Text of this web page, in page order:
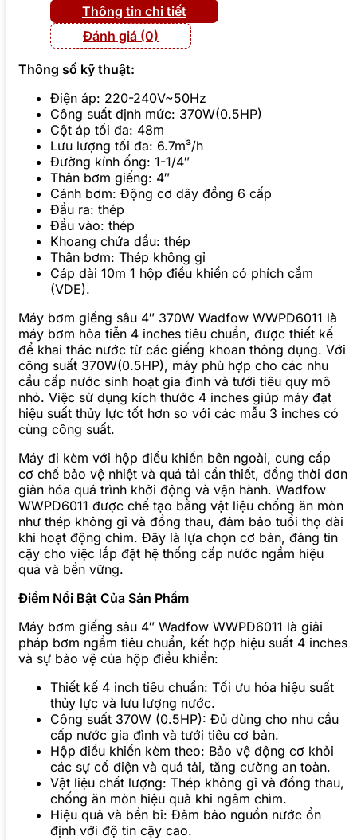
Thông tin chi tiết
Đánh giá (0)
Thông số kỹ thuật:
Điện áp: 220-240V~50Hz
Công suất định mức: 370W(0.5HP)
Cột áp tối đa: 48m
Lưu lượng tối đa: 6.7m³/h
Đường kính ống: 1-1/4″
Thân bơm giếng: 4″
Cánh bơm: Động cơ dây đồng 6 cấp
Đầu ra: thép
Đầu vào: thép
Khoang chứa dầu: thép
Thân bơm: Thép không gỉ
Cáp dài 10m 1 hộp điều khiển có phích cắm
(VDE).
Máy bơm giếng sâu 4″ 370W Wadfow WWPD6011 là
máy bơm hỏa tiễn 4 inches tiêu chuẩn, được thiết kế
để khai thác nước từ các giếng khoan thông dụng. Với
công suất 370W(0.5HP), máy phù hợp cho các nhu
cầu cấp nước sinh hoạt gia đình và tưới tiêu quy mô
nhỏ. Việc sử dụng kích thước 4 inches giúp máy đạt
hiệu suất thủy lực tốt hơn so với các mẫu 3 inches có
cùng công suất.
Máy đi kèm với hộp điều khiển bên ngoài, cung cấp
cơ chế bảo vệ nhiệt và quá tải cần thiết, đồng thời đơn
giản hóa quá trình khởi động và vận hành. Wadfow
WWPD6011 được chế tạo bằng vật liệu chống ăn mòn
như thép không gỉ và đồng thau, đảm bảo tuổi thọ dài
khi hoạt động chìm. Đây là lựa chọn cơ bản, đáng tin
cậy cho việc lắp đặt hệ thống cấp nước ngầm hiệu
quả và bền vững.
Điểm Nổi Bật Của Sản Phẩm
Máy bơm giếng sâu 4″ Wadfow WWPD6011 là giải
pháp bơm ngầm tiêu chuẩn, kết hợp hiệu suất 4 inches
và sự bảo vệ của hộp điều khiển:
Thiết kế 4 inch tiêu chuẩn: Tối ưu hóa hiệu suất
thủy lực và lưu lượng nước.
Công suất 370W (0.5HP): Đủ dùng cho nhu cầu
cấp nước gia đình và tưới tiêu cơ bản.
Hộp điều khiển kèm theo: Bảo vệ động cơ khỏi
các sự cố điện và quá tải, tăng cường an toàn.
Vật liệu chất lượng: Thép không gỉ và đồng thau,
chống ăn mòn hiệu quả khi ngâm chìm.
Hiệu quả và bền bỉ: Đảm bảo nguồn nước ổn
định với độ tin cậy cao.